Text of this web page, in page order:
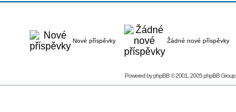
Nové příspěvky Žádné nové příspěvky
Powered byphpBB© 2001, 2005 phpBB Group